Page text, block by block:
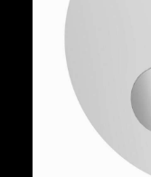
Finitions
Media
Où acheter